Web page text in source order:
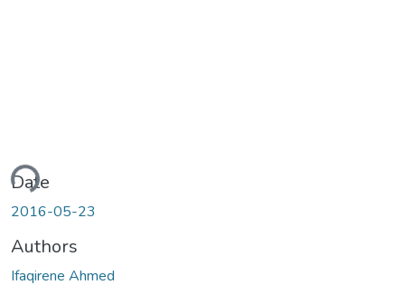
Date
2016-05-23
Authors
Ifaqirene Ahmed